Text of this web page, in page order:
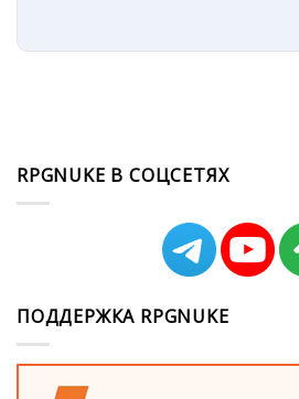
RPGNUKE В СОЦСЕТЯХ
ПОДДЕРЖКА RPGNUKE